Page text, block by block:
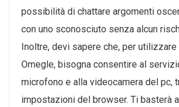
possibilità di chattare argomenti
con uno sconosciuto senza alcun
Inoltre, devi sapere che, per
Omegle, bisogna consentire al
microfono e alla videocamera del pc,
impostazioni del browser. Ti basterà